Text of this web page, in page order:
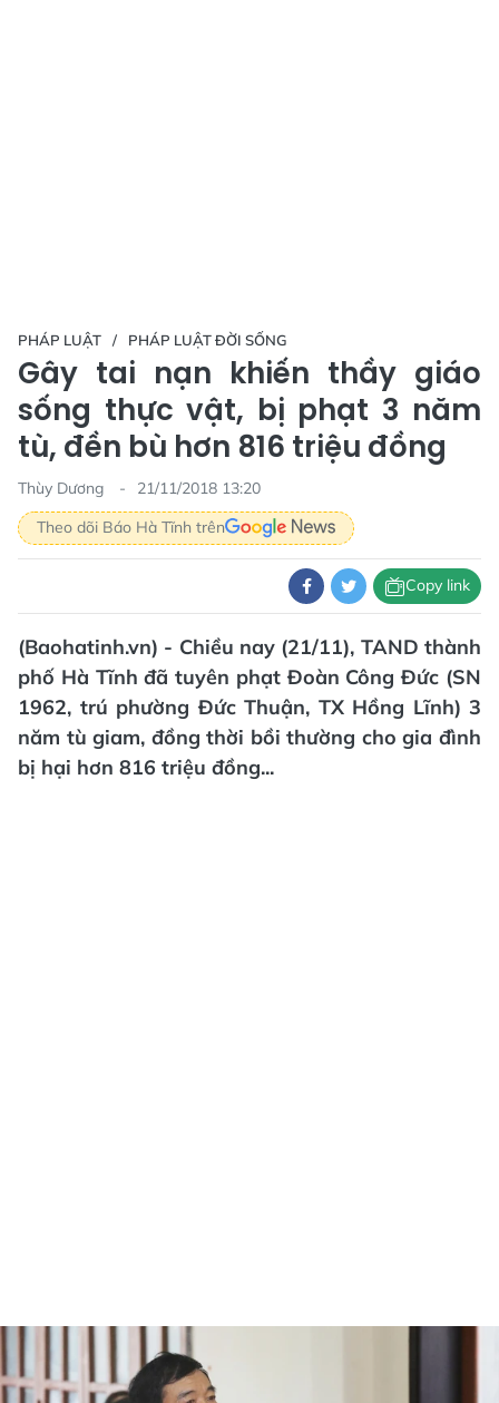
PHÁP LUẬT PHÁP LUẬT ĐỜI SỐNG
Gây tai nạn khiến thầy giáo
sống thực vật, bị phạt 3 năm
tù, đền bù hơn 816 triệu đồng
Thùy Dương
21/11/2018 13:20
Theo dõi Báo Hà Tĩnh trên
Copy link
(Baohatinh.vn) - Chiều nay (21/11), TAND thành
phố Hà Tĩnh đã tuyên phạt Đoàn Công Đức (SN
1962, trú phường Đức Thuận, TX Hồng Lĩnh) 3
năm tù giam, đồng thời bồi thường cho gia đình
bị hại hơn 816 triệu đồng...